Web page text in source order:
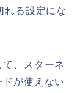
れる設定にな
、スターネ
が使えない